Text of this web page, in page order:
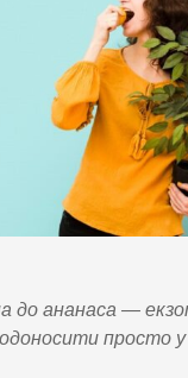
до ананаса —
просто у